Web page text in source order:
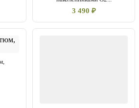
карго и два накладных
3 490 ₽